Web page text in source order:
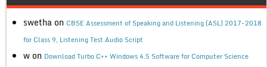
swetha on CBSE Assessment of Speaking and Listening (ASL) 2017-2018
for Class 9, Listening Test Audio Script
w on Download Turbo C++ Windows 4.5 Software for Computer Science